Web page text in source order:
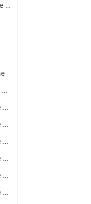
Vieil-Armand : monument commémoratif des batailles de la 1ère guerre mondiale
Bebenhausen (Allemagne) : monastère (dessin à la main de 1683)
Blotzheim : plan et arpentage du ban de la commune de Blotzheim (plan dressé sur ordre de l'intendant vers 1765)
Blotzheim : plan et arpentage du ban de la commune de Blotzheim (plan dressé sur ordre de l'intendant vers 1765)
Blotzheim : plan et arpentage du ban de la commune de Blotzheim (plan dressé sur ordre de l'intendant vers 1765)
Blotzheim : plan et arpentage du ban de la commune de Blotzheim (plan dressé sur ordre de l'intendant vers 1765)
Blotzheim : plan et arpentage du ban de la commune de Blotzheim (plan dressé sur ordre de l'intendant vers 1765)
Blotzheim : plan et arpentage du ban de la commune de Blotzheim (plan dressé sur ordre de l'intendant vers 1765)